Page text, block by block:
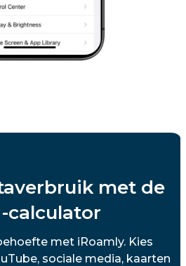
met de
calculator
met iRoamly. Kies
sociale media, kaarten